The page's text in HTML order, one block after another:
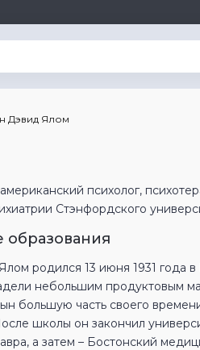
Дэвид Ялом
психолог,
Стэнфордского
образования
родился 13 июня 1931 года
небольшим продуктовым
большую часть своего
школы он закончил
а затем – Бостонский